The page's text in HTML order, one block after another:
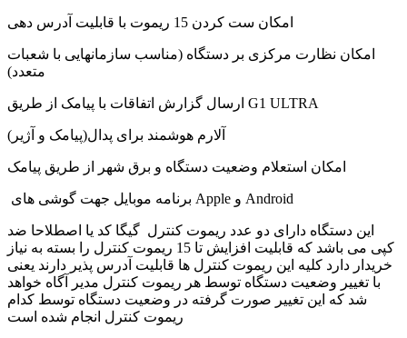
امکان ست کردن 15 ریموت با قابلیت آدرس دهی
امکان نظارت مرکزی بر دستگاه (مناسب سازمانهایی با شعبات
متعدد)
ارسال گزارش اتفاقات با پیامک از طریق G1 ULTRA
امکان استعلام وضعیت دستگاه و برق شهر از طریق پیامک
برنامه موبایل جهت گوشی های Apple و Android
این دستگاه دارای دو عدد ریموت کنترل گیگا کد یا اصطلاحا ضد
کپی می باشد که قابلیت افزایش تا 15 ریموت کنترل را بسته به نیاز
خریدار دارد کلیه این ریموت کنترل ها قابلیت آدرس پذیر دارند یعنی
با تغییر وضعیت دستگاه توسط هر ریموت کنترل مدیر آگاه خواهد
شد که این تغییر صورت گرفته در وضعیت دستگاه توسط کدام
ریموت کنترل انجام شده است